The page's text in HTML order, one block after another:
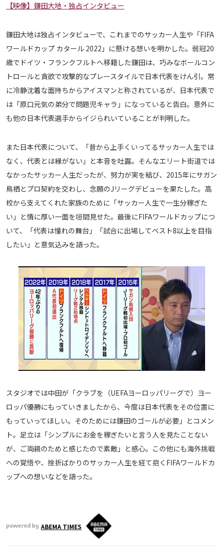
メディアアライアンス
運営会社
ご利用にあたって
プライバシーポリシー
お問い合わせ
Share
【映像】鎌田大地・独占インタビュー
鎌田大地は独占インタビューで、これまでのサッカー人生や「FIFA
ワールドカップ カタール 2022」に懸ける想いを明かした。弱冠20
歳でドイツ・フランクフルトへ移籍した鎌田は、巧みなボールコン
トロールと貪欲で攻撃的なプレースタイルで日本代表をけん引。常
に冷静沈着な面持ちからアイスマンと称されているが、日本代表で
は「原口元気の弟分で問題児キャラ」になっていると告白。意外に
も他の日本代表選手からイジられいていることが判明した。
また日本代表について、「昔から上手くいってるサッカー人生では
なく、代表とは縁がない」と本音を吐露。そんなエリート街道では
なかったサッカー人生だったが、努力が実を結び、2015年にサガン
鳥栖とプロ契約を交わし、念願のJリーグデビューを果たした。高
校から支えてくれた家族のために「サッカー人生で一生分稼ぎた
い」と情に厚い一面を垣間見せた。最後にFIFAワールドカップにつ
いて、「代表は憧れの舞台」「試合に出場してベスト8以上を目指
したい」と意気込みを語った。
スタジオでは中田が「クラブを（UEFAヨーロッパリーグで）ヨー
ロッパ優勝にもっていきましたから、今度は日本代表をその位置に
もっていってほしい。そのためには鎌田のゴールが必要」とコメン
ト。足立は「シンプルにお金を稼ぎたいと言う人を見たことない
が、ご両親のためと感じたので素敵」と感心。この他にも海外挑戦
への覚悟や、挫折ばかりのサッカー人生を経て抱くFIFAワールドカ
ップへの想いなどを語った。
powered by ABEMA TIMES